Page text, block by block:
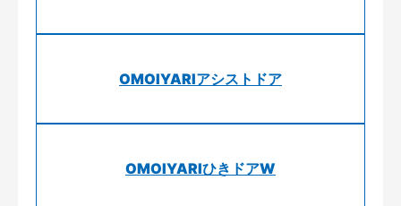
OMOIYARIアシストドア
OMOIYARIひきドアW